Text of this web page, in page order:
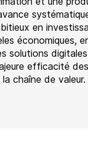
en
économiques,
solutions
efficacité
chaîne de valeur.